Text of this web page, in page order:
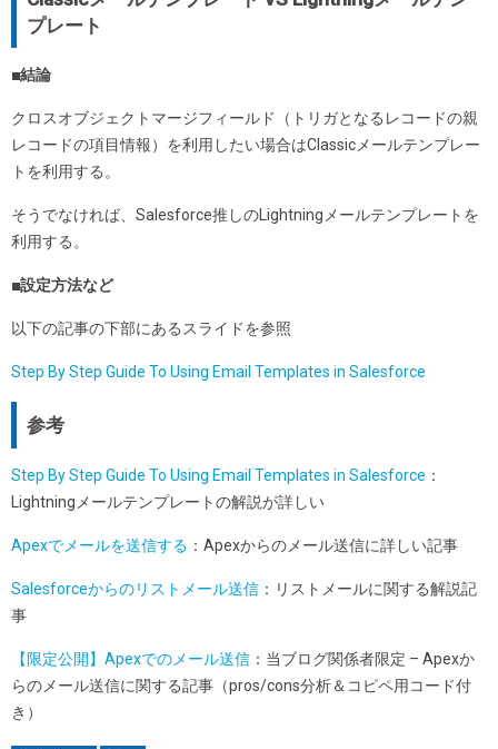
プレート
■結論
クロスオブジェクトマージフィールド（トリガとなるレコードの親
レコードの項目情報）を利用したい場合はClassicメールテンプレー
トを利用する。
そうでなければ、Salesforce推しのLightningメールテンプレートを
利用する。
■設定方法など
以下の記事の下部にあるスライドを参照
Step By Step Guide To Using Email Templates in Salesforce
参考
Step By Step Guide To Using Email Templates in Salesforce ：
Lightningメールテンプレートの解説が詳しい
Apexでメールを送信する ：Apexからのメール送信に詳しい記事
Salesforceからのリストメール送信 ：リストメールに関する解説記
事
【限定公開】Apexでのメール送信 ：当ブログ関係者限定 – Apexか
らのメール送信に関する記事（pros/cons分析＆コピペ用コード付
き）